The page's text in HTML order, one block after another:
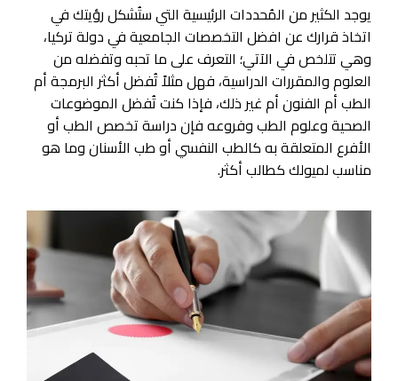
يوجد الكثير من المُحددات الرئيسية التي ستُشكل رؤيتك في
اتخاذ قرارك عن افضل التخصصات الجامعية في دولة تركيا،
وهي تتلخص في الآتي؛ التعرف على ما تحبه وتفضله من
العلوم والمقررات الدراسية، فهل مثلاً تُفضل أكثر البرمجة أم
الطب أم الفنون أم غير ذلك، فإذا كنت تُفضل الموضوعات
الصحية وعلوم الطب وفروعه فإن دراسة تخصص الطب أو
الأفرع المتعلقة به كالطب النفسي أو طب الأسنان وما هو
مناسب لميولك كطالب أكثر.